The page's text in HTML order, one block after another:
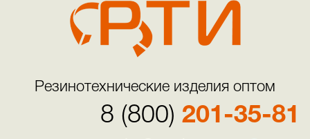
Резинотехнические изделия оптом
8 (800) 201-35-81